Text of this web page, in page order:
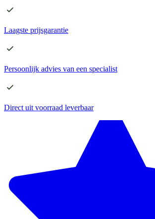
Laagste prijsgarantie
Persoonlijk advies van een specialist
Direct uit voorraad leverbaar